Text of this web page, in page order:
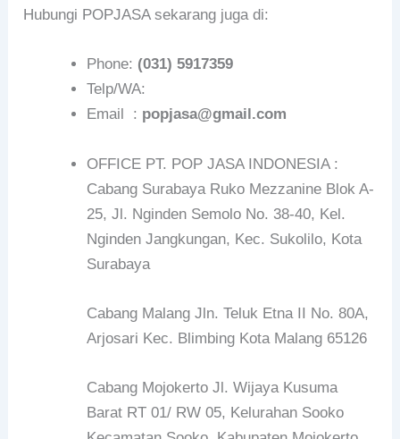
Hubungi POPJASA sekarang juga di:
Phone: (031) 5917359
Telp/WA:
Email : popjasa@gmail.com
OFFICE PT. POP JASA INDONESIA :
Cabang Surabaya Ruko Mezzanine Blok A-
25, Jl. Nginden Semolo No. 38-40, Kel.
Nginden Jangkungan, Kec. Sukolilo, Kota
Surabaya
Cabang Malang Jln. Teluk Etna II No. 80A,
Arjosari Kec. Blimbing Kota Malang 65126
Cabang Mojokerto Jl. Wijaya Kusuma
Barat RT 01/ RW 05, Kelurahan Sooko